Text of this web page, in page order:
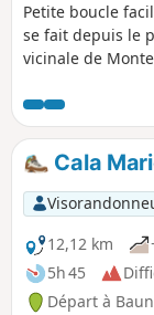
Petite boucle
se fait depuis le
vicinale de
Cala
12,12 km
5h 45
Départ à